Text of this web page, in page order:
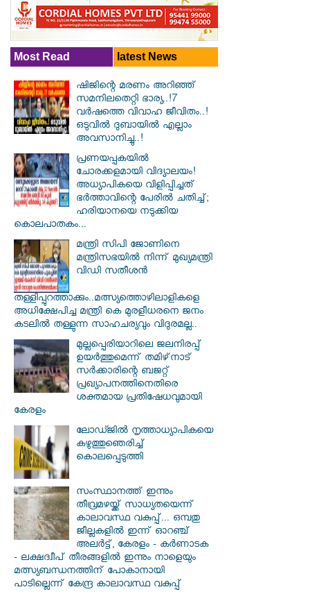
Most Read latest News
ഷിജിന്റെ മരണം അറിഞ്ഞ്
സമനിലതെറ്റി ഭാര്യ..!7
വർഷത്തെ വിവാഹ ജീവിതം..!
ഒടുവിൽ ദുബായിൽ എല്ലാം
അവസാനിച്ചു..!
പ്രണയപ്പകയിൽ
ചോരക്കളമായി വിദ്യാലയം!
അധ്യാപികയെ വിളിപ്പിച്ചത്
ഭർത്താവിന്റെ പേരിൽ ചതിച്ച്;
ഹരിയാനയെ നടുക്കിയ
കൊലപാതകം...
മന്ത്രി സിപി ജോണിനെ
മന്ത്രിസഭയില്‍ നിന്ന് മുഖ്യമന്ത്രി
വിഡി സതീശന്‍
തള്ളിപ്പുറത്താക്കും..മത്സ്യത്തൊഴിലാളികളെ
അധിക്ഷേപിച്ച മന്ത്രി കെ മുരളീധരനെ ജനം
കടലില്‍ തള്ളുന്ന സാഹചര്യവും വിദുരമല്ല..
മുല്ലപ്പെരിയാറിലെ ജലനിരപ്പ്
ഉയര്‍ത്തുമെന്ന് തമിഴ്‌നാട്
സര്‍ക്കാരിന്റെ ബജറ്റ്
പ്രഖ്യാപനത്തിനെതിരെ
ശക്തമായ പ്രതിഷേധവുമായി
കേരളം
ലോഡ്ജില്‍ നൃത്താധ്യാപികയെ
കഴുത്തുഞെരിച്ച്
കൊലപ്പെടുത്തി
സംസ്ഥാനത്ത് ഇന്നും
തീവ്രമഴയ്ക്ക് സാധ്യതയെന്ന്
കാലാവസ്ഥ വകുപ്പ്... ഒമ്പതു
ജീല്ലകളില്‍ ഇന്ന് ഓറഞ്ച്
അലര്‍ട്ട്, കേരളം - കര്‍ണാടക
- ലക്ഷദ്വീപ് തീരങ്ങളില്‍ ഇന്നും നാളെയും
മത്സ്യബന്ധനത്തിന് പോകാനായി
പാടില്ലെന്ന് കേന്ദ്ര കാലാവസ്ഥ വകുപ്പ്